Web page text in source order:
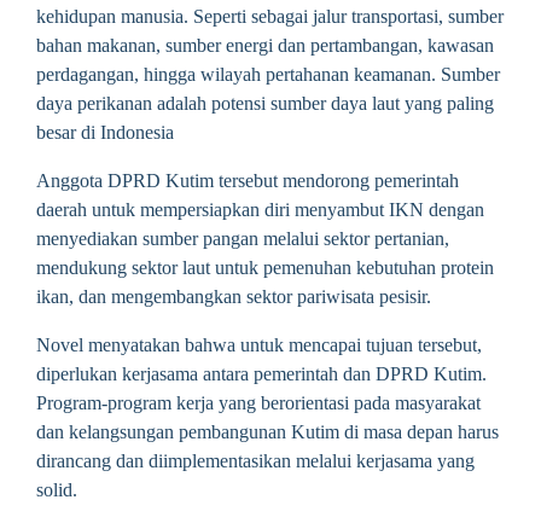
kehidupan manusia. Seperti sebagai jalur transportasi, sumber
bahan makanan, sumber energi dan pertambangan, kawasan
perdagangan, hingga wilayah pertahanan keamanan. Sumber
daya perikanan adalah potensi sumber daya laut yang paling
besar di Indonesia
Anggota DPRD Kutim tersebut mendorong pemerintah
daerah untuk mempersiapkan diri menyambut IKN dengan
menyediakan sumber pangan melalui sektor pertanian,
mendukung sektor laut untuk pemenuhan kebutuhan protein
ikan, dan mengembangkan sektor pariwisata pesisir.
Novel menyatakan bahwa untuk mencapai tujuan tersebut,
diperlukan kerjasama antara pemerintah dan DPRD Kutim.
Program-program kerja yang berorientasi pada masyarakat
dan kelangsungan pembangunan Kutim di masa depan harus
dirancang dan diimplementasikan melalui kerjasama yang
solid.